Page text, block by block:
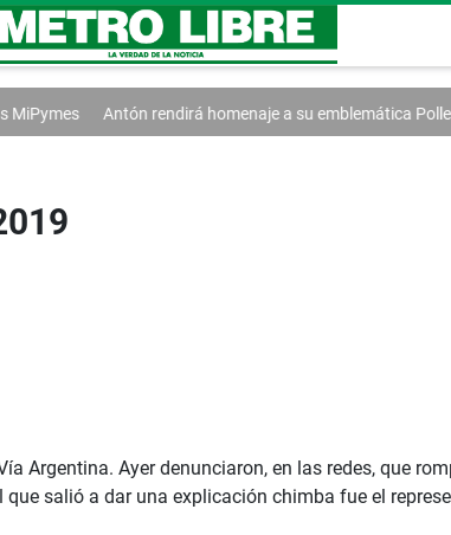
homenaje a su emblemática Pollera Picarona Agua, luz
Argentina. Ayer denunciaron, en las redes, que
salió a dar una explicación chimba fue el